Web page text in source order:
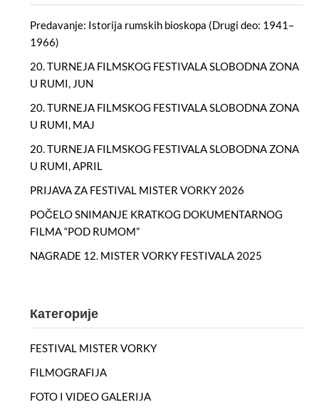
Predavanje: Istorija rumskih bioskopa (Drugi deo: 1941–
1966)
20. TURNEJA FILMSKOG FESTIVALA SLOBODNA ZONA
U RUMI, JUN
20. TURNEJA FILMSKOG FESTIVALA SLOBODNA ZONA
U RUMI, MAJ
20. TURNEJA FILMSKOG FESTIVALA SLOBODNA ZONA
U RUMI, APRIL
PRIJAVA ZA FESTIVAL MISTER VORKY 2026
POČELO SNIMANJE KRATKOG DOKUMENTARNOG
FILMA “POD RUMOM”
NAGRADE 12. MISTER VORKY FESTIVALA 2025
Категорије
FESTIVAL MISTER VORKY
FILMOGRAFIJA
FOTO I VIDEO GALERIJA